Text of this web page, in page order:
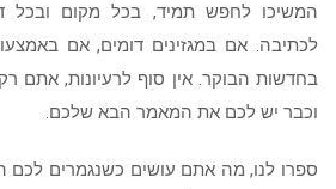
המשיכו לחפש תמיד, בכל מקום ובכל
לכתיבה. אם במגזינים דומים, אם
בחדשות הבוקר. אין סוף לרעיונות, אתם
וכבר יש לכם את המאמר הבא שלכם.
ספרו לנו, מה אתם עושים כשנגמרים לכם